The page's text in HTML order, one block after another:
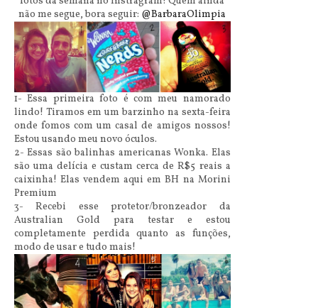
não me segue, bora seguir: @BarbaraOlimpia
1- Essa primeira foto é com meu namorado
lindo! Tiramos em um barzinho na sexta-feira
onde fomos com um casal de amigos nossos!
Estou usando meu novo óculos.
2- Essas são balinhas americanas Wonka. Elas
são uma delícia e custam cerca de R$5 reais a
caixinha! Elas vendem aqui em BH na Morini
Premium
3- Recebi esse protetor/bronzeador da
Australian Gold para testar e estou
completamente perdida quanto as funções,
modo de usar e tudo mais!